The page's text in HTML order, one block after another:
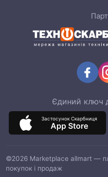
Єдиний ключ
Застосунок Скарбниця
App Store
©2026 Marketplace allmart —
покупок і продаж